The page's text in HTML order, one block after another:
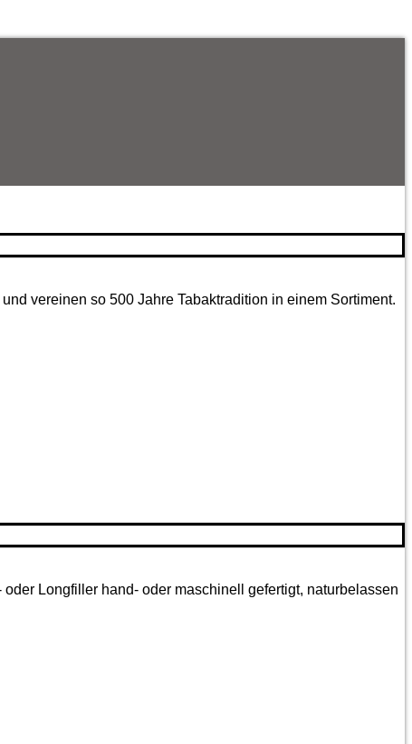
vereinen so 500 Jahre Tabaktradition in einem Sortiment.
Longfiller hand- oder maschinell gefertigt, naturbelassen